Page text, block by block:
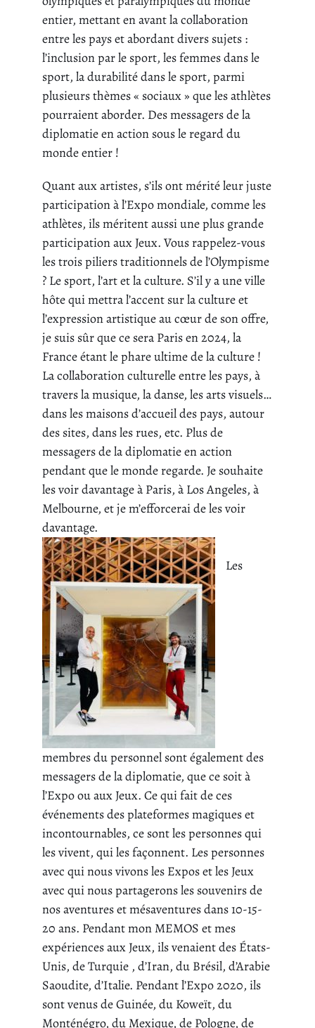
entier, mettant en avant la collaboration
entre les pays et abordant divers sujets :
l’inclusion par le sport, les femmes dans le
sport, la durabilité dans le sport, parmi
plusieurs thèmes « sociaux » que les athlètes
pourraient aborder. Des messagers de la
diplomatie en action sous le regard du
monde entier !
Quant aux artistes, s’ils ont mérité leur juste
participation à l’Expo mondiale, comme les
athlètes, ils méritent aussi une plus grande
participation aux Jeux. Vous rappelez-vous
les trois piliers traditionnels de l’Olympisme
? Le sport, l’art et la culture. S’il y a une ville
hôte qui mettra l’accent sur la culture et
l’expression artistique au cœur de son offre,
je suis sûr que ce sera Paris en 2024, la
France étant le phare ultime de la culture !
La collaboration culturelle entre les pays, à
travers la musique, la danse, les arts visuels…
dans les maisons d’accueil des pays, autour
des sites, dans les rues, etc. Plus de
messagers de la diplomatie en action
pendant que le monde regarde. Je souhaite
les voir davantage à Paris, à Los Angeles, à
Melbourne, et je m’efforcerai de les voir
davantage.
Les
membres du personnel sont également des
messagers de la diplomatie, que ce soit à
l’Expo ou aux Jeux. Ce qui fait de ces
événements des plateformes magiques et
incontournables, ce sont les personnes qui
les vivent, qui les façonnent. Les personnes
avec qui nous vivons les Expos et les Jeux
avec qui nous partagerons les souvenirs de
nos aventures et mésaventures dans 10-15-
20 ans. Pendant mon MEMOS et mes
expériences aux Jeux, ils venaient des États-
Unis, de Turquie , d’Iran, du Brésil, d’Arabie
Saoudite, d’Italie. Pendant l’Expo 2020, ils
sont venus de Guinée, du Koweït, du
Monténégro, du Mexique, de Pologne, de